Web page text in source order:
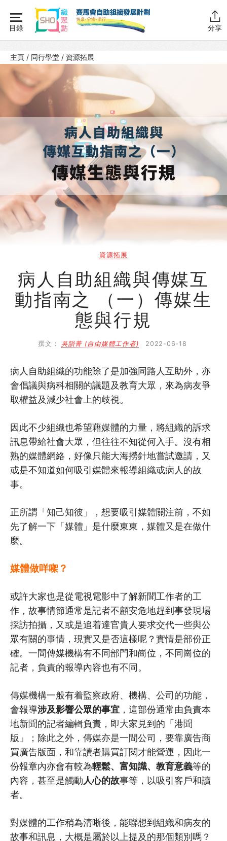
content
目錄 分享
主頁
同行學堂
同行學堂・簡介
推動互助
組織管理
資源拓展
SHO科技
SHO公關
網上自學課程
自助組織訓練學院
同行社區伙伴
搜尋自助組織
媒體報導
主頁 / 同行學堂 / 資源拓展
資源拓展
病人自助組織與傳媒互
動指南之 （一）傳媒生
態與行規
撰文： 吳韻菁 (自由媒體工作者) 2022-06-18
病人自助組織的功能除了是加強同路人互助外，亦
會倡議與病科相關的議題及教育大眾，來為病友爭
取權益及減少社會上的歧視。
因此不少組織也希望藉媒體的力量，將組織的訴求
訊息帶給社會大眾，但往往不知從何入手。沒有相
熟的媒體網絡，好像只能大海撈針地嘗試邀請，又
或是不知道如何吸引媒體來報導組織或病人的故
事。
正所謂「知己知彼」，想要吸引媒體關注前，不如
先了解一下「媒體」是什麼東東，媒體又是在做什
麼。
媒體做咩㗎？
或許大家也是從電視電影中了解新聞工作者的工
作，故事情節通常是記者不顧安危地趕到事發現場
採訪拍攝，又或是追着達官貴人要求交代一些與公
眾有關的事情，現實又是否這樣呢？實情是部份正
確。一間傳媒機構有不同部門和崗位，不同崗位的
記者，負責的報導內容也有不同。
傳媒機構一般有着監察政府、機構、公司的功能，
會報導涉及影響公眾的事宜 ，這部份通常由負責本
地新聞的記者編輯負責，即大家見到的「港聞
版」；除此之外，傳媒亦是一間公司，要靠廣告商
買廣告版面，和靠讀者購買訂閱才能營運，因此一
份報章內亦會有較為輕鬆、富知識、教育意義等的
內容，甚至是觸動人心的故事等，以吸引客戶和讀
者。
對媒體的工作稍為清晰後，能聯想到組織和病友的
故事和訊息，大概是屬於以上提及的那個類別嗎？